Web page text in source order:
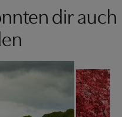
dir auch